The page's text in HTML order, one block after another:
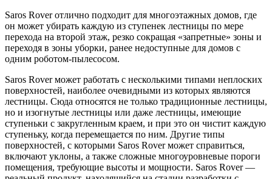
Saros Rover отлично подходит для многоэтажных домов, где
он может убирать каждую из ступенек лестницы по мере
перехода на второй этаж, резко сокращая «запретные» зоны и
переходя в зоны уборки, ранее недоступные для домов с
одним роботом-пылесосом.
Saros Rover может работать с несколькими типами неплоских
поверхностей, наиболее очевидными из которых являются
лестницы. Сюда относятся не только традиционные лестницы,
но и изогнутые лестницы или даже лестницы, имеющие
ступеньки с закругленным краем, и при это он чистит каждую
ступеньку, когда перемещается по ним. Другие типы
поверхностей, с которыми Saros Rover может справиться,
включают уклоны, а также сложные многоуровневые пороги
помещения, требующие высоты и мощности. Saros Rover —